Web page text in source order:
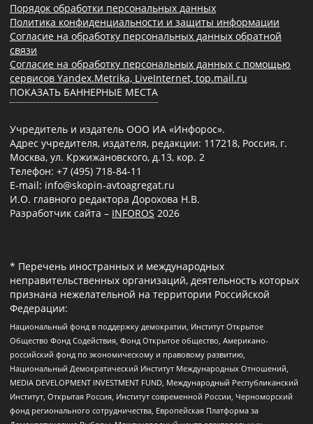
Порядок обработки персональных данных
Политика конфиденциальности и защиты информации
Согласие на обработку персональных данных обратной
связи
Согласие на обработку персональных данных с помощью
сервисов Yandex.Metrika, LiveInternet, top.mail.ru
ПОКАЗАТЬ БАННЕРНЫЕ МЕСТА
Учредитель и издатель ООО ИА «Инфорос».
Адрес учредителя, издателя, редакции: 117218, Россия, г.
Москва, ул. Кржижановского, д.13, кор. 2
Телефон: +7 (495) 718-84-11
E-mail: info@skopin-avtoagregat.ru
И.О. главного редактора Дорохова Н.В.
Разработчик сайта – INFOROS 2026
* Перечень иностранных и международных
неправительственных организаций, деятельность которых
признана нежелательной на территории Российской
Федерации:
Национальный фонд в поддержку демократии, Институт Открытое
Общество Фонд Содействия, Фонд Открытое общество, Американо-
российский фонд по экономическому и правовому развитию,
Национальный Демократический Институт Международных Отношений,
MEDIA DEVELOPMENT INVESTMENT FUND, Международный Республиканский
Институт, Открытая Россия, Институт современной России, Черноморский
фонд регионального сотрудничества, Европейская Платформа за